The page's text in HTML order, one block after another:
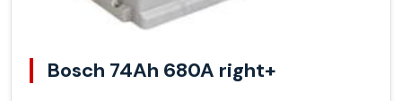
Bosch 74Ah 680A right+